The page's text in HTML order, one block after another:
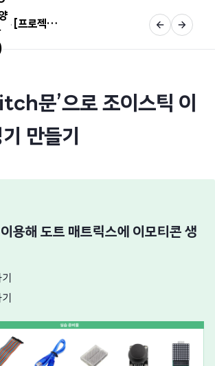
[프로젝트] 조이스틱 이모티콘 생성기 만들기
문’으로 조이스틱 이
만들기
용해 도트 매트릭스에 이모티콘 생